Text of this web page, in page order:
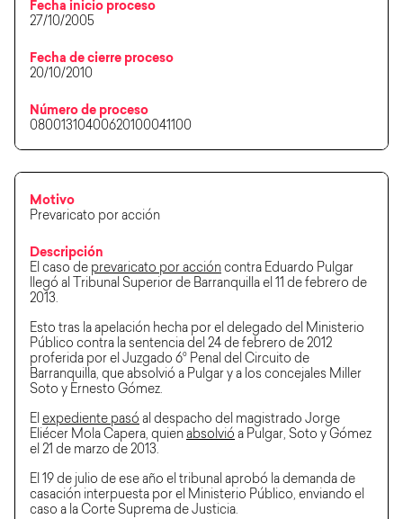
Fecha inicio proceso
27/10/2005
Fecha de cierre proceso
20/10/2010
Número de proceso
08001310400620100041100
Motivo
Prevaricato por acción
Descripción
El caso de prevaricato por acción contra Eduardo Pulgar
llegó al Tribunal Superior de Barranquilla el 11 de febrero de
2013.
Esto tras la apelación hecha por el delegado del Ministerio
Público contra la sentencia del 24 de febrero de 2012
proferida por el Juzgado 6° Penal del Circuito de
Barranquilla, que absolvió a Pulgar y a los concejales Miller
Soto y Ernesto Gómez.
El expediente pasó al despacho del magistrado Jorge
Eliécer Mola Capera, quien absolvió a Pulgar, Soto y Gómez
el 21 de marzo de 2013.
El 19 de julio de ese año el tribunal aprobó la demanda de
casación interpuesta por el Ministerio Público, enviando el
caso a la Corte Suprema de Justicia.